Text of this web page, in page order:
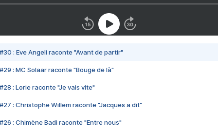
#30 : Eve Angeli raconte "Avant de partir"
#29 : MC Solaar raconte "Bouge de là"
#28 : Lorie raconte "Je vais vite"
#27 : Christophe Willem raconte "Jacques a dit"
#26 : Chimène Badi raconte "Entre nous"